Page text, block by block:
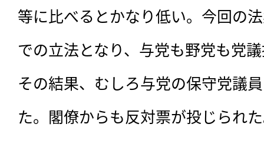
等に比べるとかなり低い。今回の
での立法となり、与党も野党も党
その結果、むしろ与党の保守党議
た。閣僚からも反対票が投じられ